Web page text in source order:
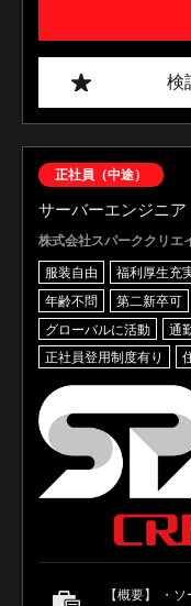
検
正社員（中途）
サーバーエンジニア
株式会社スパーククリエ
服装自由 福利厚生充
年齢不問
第二新卒可
グローバルに活動
通
正社員登用制度有り
【概要】 ・